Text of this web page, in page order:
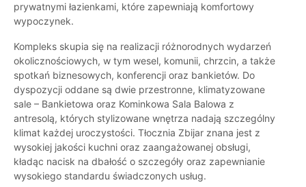
prywatnymi łazienkami, które zapewniają komfortowy
wypoczynek.
Kompleks skupia się na realizacji różnorodnych wydarzeń
okolicznościowych, w tym wesel, komunii, chrzcin, a także
spotkań biznesowych, konferencji oraz bankietów. Do
dyspozycji oddane są dwie przestronne, klimatyzowane
sale – Bankietowa oraz Kominkowa Sala Balowa z
antresolą, których stylizowane wnętrza nadają szczególny
klimat każdej uroczystości. Tłocznia Zbijar znana jest z
wysokiej jakości kuchni oraz zaangażowanej obsługi,
kładąc nacisk na dbałość o szczegóły oraz zapewnianie
wysokiego standardu świadczonych usług.